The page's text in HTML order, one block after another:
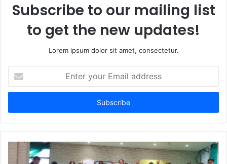
Subscribe to our mailing list
to get the new updates!
Lorem ipsum dolor sit amet, consectetur.
your
Email